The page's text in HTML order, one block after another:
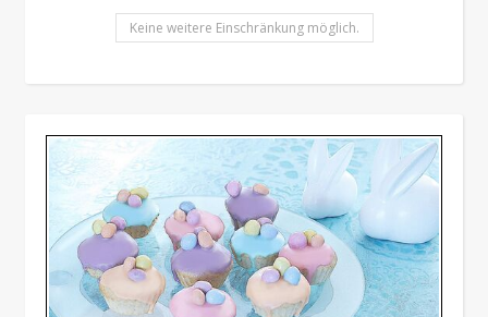
Keine weitere Einschränkung möglich.